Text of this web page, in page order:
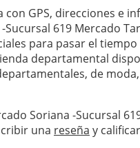
GPS, direcciones e
619 Mercado
para pasar el
departamental
de
Soriana -Sucursal
una reseña y